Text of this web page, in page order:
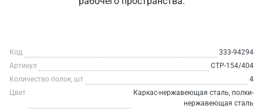
Код
333-94294
Артикул
СТР-154/404
Количество полок, шт
4
Цвет
Каркас-нержавеющая сталь, полки-
нержавеющая сталь